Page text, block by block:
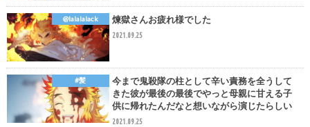
@lalalalack 煉獄さんお疲れ様でした
2021.09.25
#髪
今まで鬼殺隊の柱として辛い責務を全うして
きた彼が最後の最後でやっと母親に甘える子
供に帰れたんだなと想いながら演じたらしい
2021.09.25